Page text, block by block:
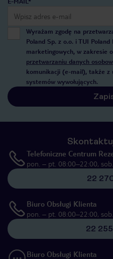
Wyrażam zgodę na
Poland Sp. z o.o. i TUI
marketingowych, w zakresie
przetwarzaniu danych
komunikacji (e-mail), także z
systemów wywołujących.
Telefoniczne Centrum
pon. – pt. 08:00–22:00,
22
Biuro Obsługi Klienta
pon. – pt. 08:00–22:00,
22
Biuro Obsługi Klienta